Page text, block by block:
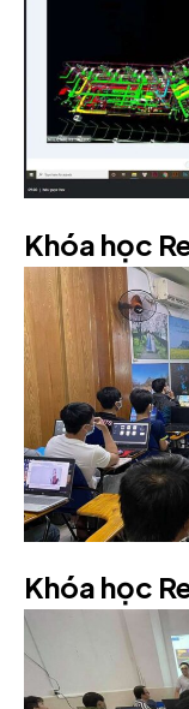
Khóa học
Khóa học